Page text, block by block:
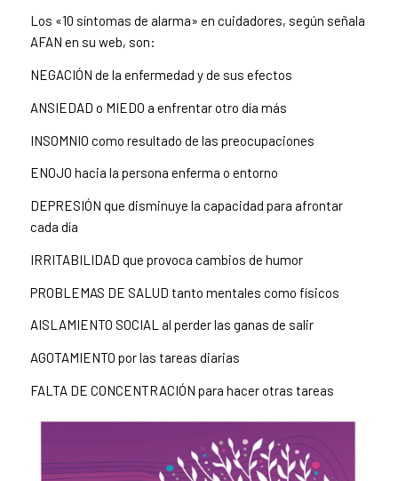
Los «10 síntomas de alarma» en cuidadores, según señala
AFAN en su web, son:
NEGACIÓN de la enfermedad y de sus efectos
ANSIEDAD o MIEDO a enfrentar otro día más
INSOMNIO como resultado de las preocupaciones
ENOJO hacia la persona enferma o entorno
DEPRESIÓN que disminuye la capacidad para afrontar
cada día
IRRITABILIDAD que provoca cambios de humor
PROBLEMAS DE SALUD tanto mentales como físicos
AISLAMIENTO SOCIAL al perder las ganas de salir
AGOTAMIENTO por las tareas diarias
FALTA DE CONCENTRACIÓN para hacer otras tareas